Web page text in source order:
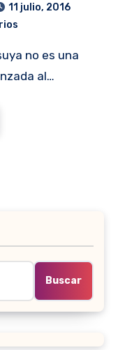
11 julio, 2016
al…
Buscar